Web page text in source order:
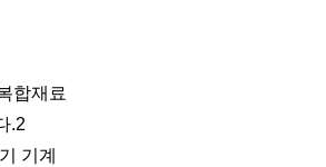
합재료
.2
기계